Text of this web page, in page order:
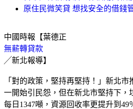
原住民微笑貸 想找安全的借錢
中國時報【葉德正
無薪轉貸款
╱新北報導】
「對的政策，堅持再堅持！」新北
一開始引民怨，但在新北市堅持下，
每日1347噸，資源回收率更提升到49